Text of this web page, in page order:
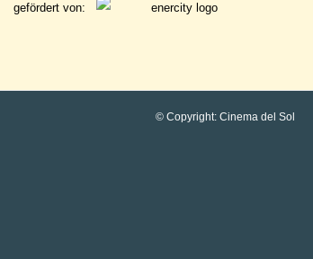
gefördert von:
© Copyright: Cinema del Sol